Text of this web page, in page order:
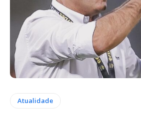
Atualidade